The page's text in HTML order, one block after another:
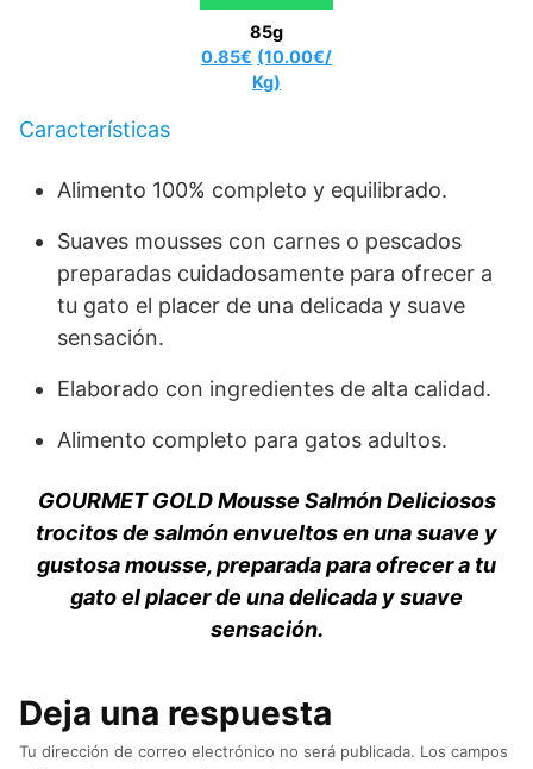
85g
0.85€ (10.00€/
Kg)
Características
Alimento 100% completo y equilibrado.
Suaves mousses con carnes o pescados
preparadas cuidadosamente para ofrecer a
tu gato el placer de una delicada y suave
sensación.
Elaborado con ingredientes de alta calidad.
Alimento completo para gatos adultos.
GOURMET GOLD Mousse Salmón Deliciosos
trocitos de salmón envueltos en una suave y
gustosa mousse, preparada para ofrecer a tu
gato el placer de una delicada y suave
sensación.
Deja una respuesta
Tu dirección de correo electrónico no será publicada. Los campos